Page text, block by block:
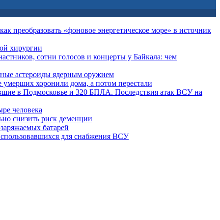
преобразовать «фоновое энергетическое море» в источник
хирургии
сотни голосов и концерты у Байкала: чем
астероиды ядерным оружием
хоронили дома, а потом перестали
в Подмосковье и 320 БПЛА. Последствия атак ВСУ на
человека
снизить риск деменции
батарей
для снабжения ВСУ